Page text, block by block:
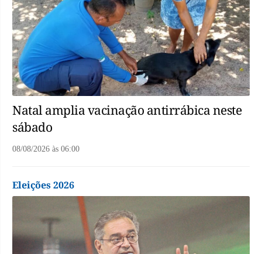
Natal amplia vacinação antirrábica neste
sábado
08/08/2026 às 06:00
Eleições 2026